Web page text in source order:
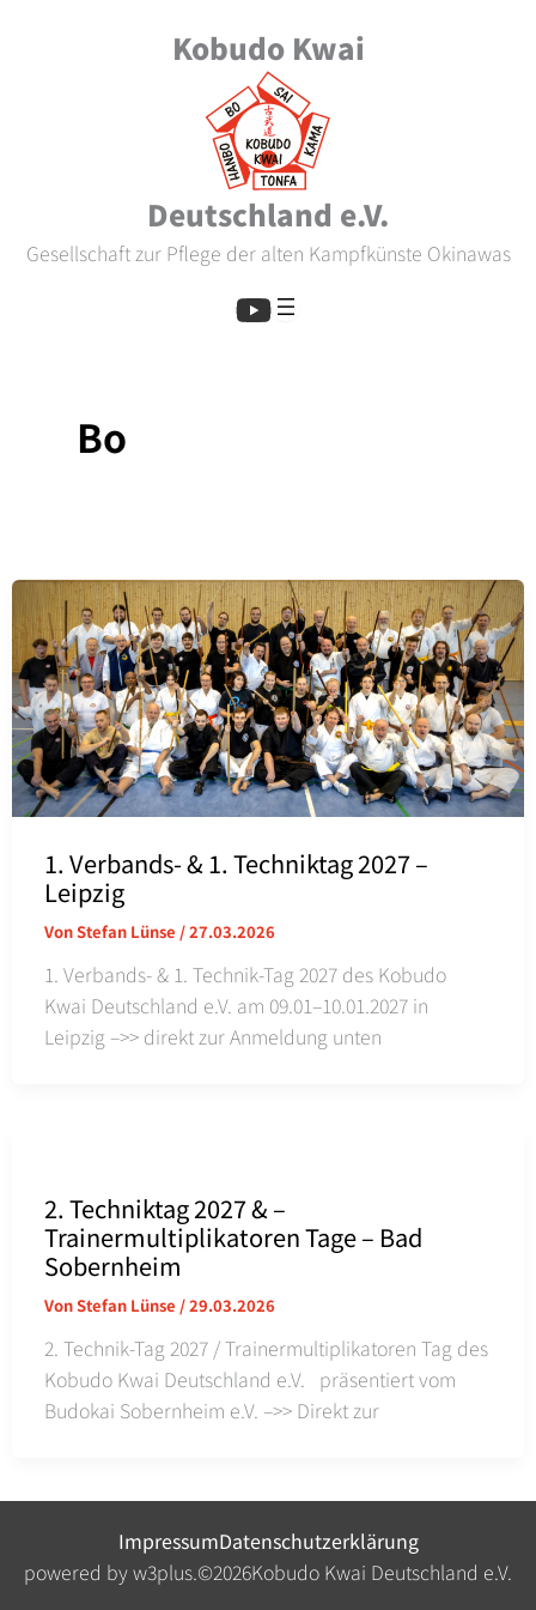
Kobudo Kwai
Deutschland e.V.
Gesellschaft zur Pflege der alten Kampfkünste Okinawas
Bo
1. Verbands- & 1. Techniktag 2027 –
Leipzig
VonStefan Lünse /27.03.2026
1. Verbands- & 1. Technik-Tag 2027 des Kobudo
Kwai Deutschland e.V. am 09.01–10.01.2027 in
Leipzig –>> direkt zur Anmeldung unten
2. Techniktag 2027 & –
Trainermultiplikatoren Tage – Bad
Sobernheim
VonStefan Lünse /29.03.2026
2. Technik-Tag 2027 / Trainermultiplikatoren Tag des
Kobudo Kwai Deutschland e.V. präsentiert vom
Budokai Sobernheim e.V. –>> Direkt zur
ImpressumDatenschutzerklärung
powered by w3plus.©2026Kobudo Kwai Deutschland e.V.